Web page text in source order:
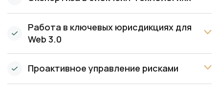
Работа в ключевых юрисдикциях для
Web 3.0
Проактивное управление рисками